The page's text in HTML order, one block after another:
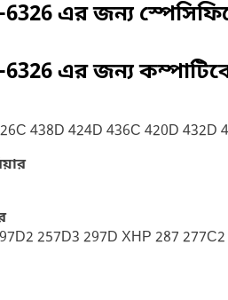
6326এর জন্য
6326এর জন্য
438D 424D 436C 420D 432D
257D3 297D XHP 287